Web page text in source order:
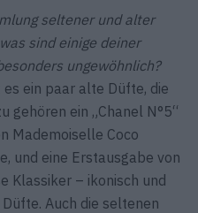
seltener und alter
sind einige deiner
ungewöhnlich?
ein paar alte Düfte, die
gehören ein „Chanel N°5“
Mademoiselle Coco
und eine Erstausgabe von
Klassiker – ikonisch und
Auch die seltenen